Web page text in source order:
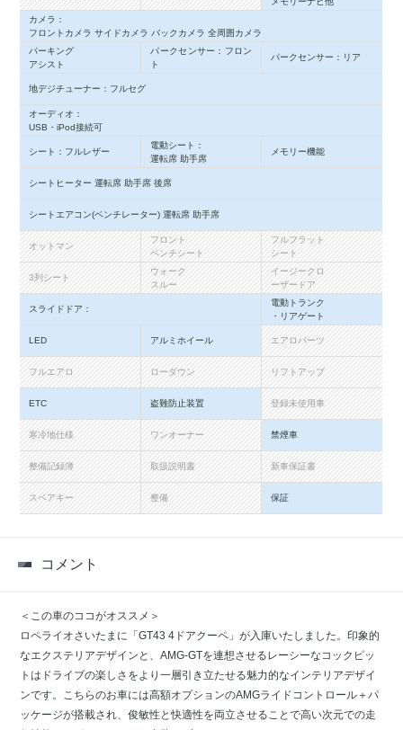
カメラ：
フロントカメラ サイドカメラ バックカメラ 全周囲カメラ
パーキング
アシスト
パークセンサー：フロン
ト
パークセンサー：リア
地デジチューナー：フルセグ
オーディオ：
USB・iPod接続可
シート：フルレザー
電動シート：
運転席 助手席
メモリー機能
シートヒーター 運転席 助手席 後席
シートエアコン(ベンチレーター) 運転席 助手席
オットマン
フロント
ベンチシート
フルフラット
シート
3列シート
ウォーク
スルー
イージークロ
ーザードア
スライドドア：
電動トランク
・リアゲート
LED アルミホイール エアロパーツ
フルエアロ ローダウン リフトアップ
ETC 盗難防止装置 登録未使用車
寒冷地仕様 ワンオーナー 禁煙車
整備記録簿 取扱説明書 新車保証書
スペアキー 整備 保証
コメント
＜この車のココがオススメ＞
ロペライオさいたまに「GT43 4ドアクーペ」が入庫いたしました。印象的
なエクステリアデザインと、AMG-GTを連想させるレーシーなコックピッ
トはドライブの楽しさをより一層引き立たせる魅力的なインテリアデザイ
ンです。こちらのお車には高額オプションのAMGライドコントロール＋パ
ッケージが搭載され、俊敏性と快適性を両立させることで高い次元での走